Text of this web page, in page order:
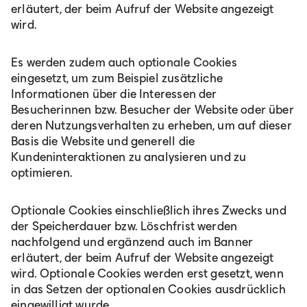
erläutert, der beim Aufruf der Website angezeigt
wird.
Es werden zudem auch optionale Cookies
eingesetzt, um zum Beispiel zusätzliche
Informationen über die Interessen der
Besucherinnen bzw. Besucher der Website oder über
deren Nutzungsverhalten zu erheben, um auf dieser
Basis die Website und generell die
Kundeninteraktionen zu analysieren und zu
optimieren.
Optionale Cookies einschließlich ihres Zwecks und
der Speicherdauer bzw. Löschfrist werden
nachfolgend und ergänzend auch im Banner
erläutert, der beim Aufruf der Website angezeigt
wird. Optionale Cookies werden erst gesetzt, wenn
in das Setzen der optionalen Cookies ausdrücklich